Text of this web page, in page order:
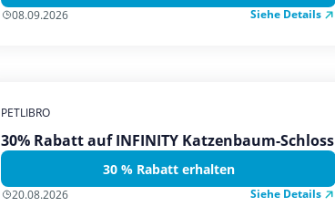
08.09.2026 Siehe Details
PETLIBRO
30% Rabatt auf INFINITY Katzenbaum-Schloss
30 % Rabatt erhalten
20.08.2026 Siehe Details